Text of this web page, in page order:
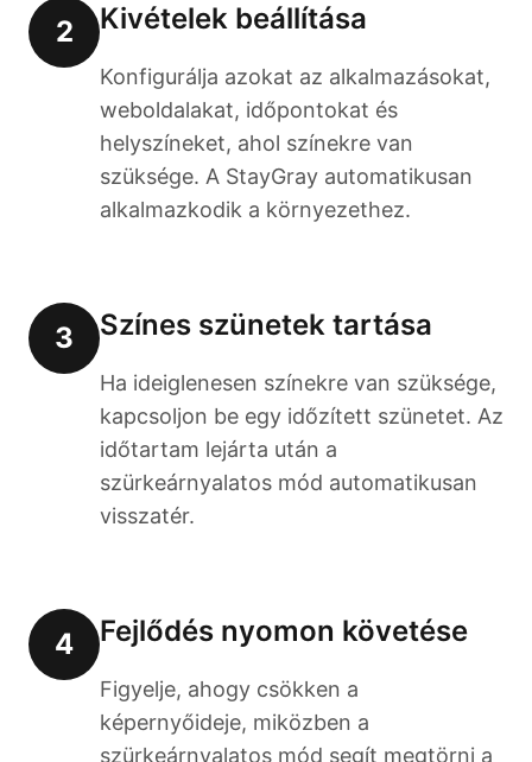
2 Kivételek beállítása
Konfigurálja azokat az alkalmazásokat,
weboldalakat, időpontokat és
helyszíneket, ahol színekre van
szüksége. A StayGray automatikusan
alkalmazkodik a környezethez.
3 Színes szünetek tartása
Ha ideiglenesen színekre van szüksége,
kapcsoljon be egy időzített szünetet. Az
időtartam lejárta után a
szürkeárnyalatos mód automatikusan
visszatér.
4 Fejlődés nyomon követése
Figyelje, ahogy csökken a
képernyőideje, miközben a
szürkeárnyalatos mód segít megtörni a